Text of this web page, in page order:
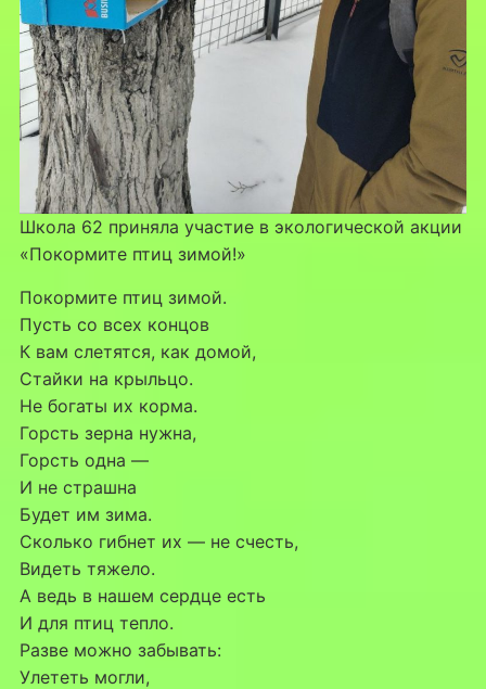
Школа 62 приняла участие в экологической акции
«Покормите птиц зимой!»
Покормите птиц зимой.
Пусть со всех концов
К вам слетятся, как домой,
Стайки на крыльцо.
Не богаты их корма.
Горсть зерна нужна,
Горсть одна —
И не страшна
Будет им зима.
Сколько гибнет их — не счесть,
Видеть тяжело.
А ведь в нашем сердце есть
И для птиц тепло.
Разве можно забывать:
Улететь могли,